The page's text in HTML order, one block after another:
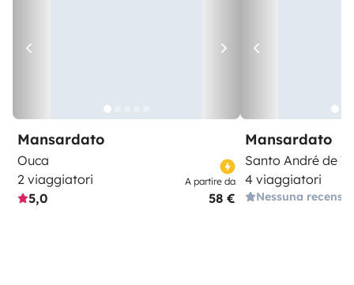
Mansardato
Ouca
2 viaggiatori
5,0
A partire da
58 €
Mansardato
Santo André de
4 viaggiatori
Nessuna